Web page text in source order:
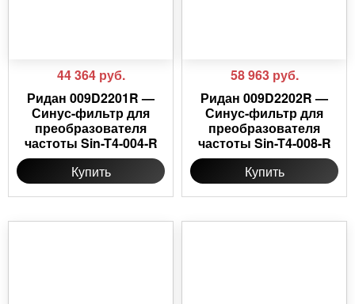
44 364 руб.
Ридан 009D2201R —
Синус-фильтр для
преобразователя
частоты Sin-T4-004-R
Купить
58 963 руб.
Ридан 009D2202R —
Синус-фильтр для
преобразователя
частоты Sin-T4-008-R
Купить